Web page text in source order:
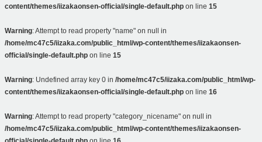
content/themes/iizakaonsen-official/single-default.php on line 15
Warning: Attempt to read property "name" on null in
/home/mc47c5/iizaka.com/public_html/wp-content/themes/iizakaonsen-
official/single-default.php on line 15
Warning: Undefined array key 0 in /home/mc47c5/iizaka.com/public_html/wp-
content/themes/iizakaonsen-official/single-default.php on line 16
Warning: Attempt to read property "category_nicename" on null in
/home/mc47c5/iizaka.com/public_html/wp-content/themes/iizakaonsen-